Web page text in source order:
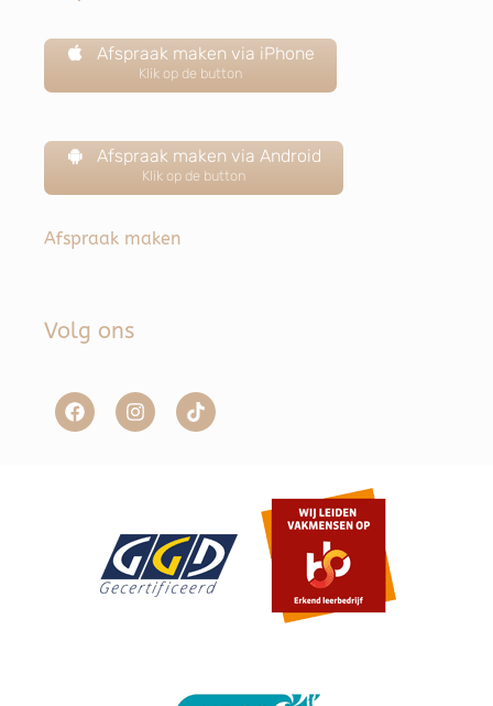
Afspraak maken via iPhone
Klik op de button
Afspraak maken via Android
Klik op de button
Afspraak maken
Volg ons